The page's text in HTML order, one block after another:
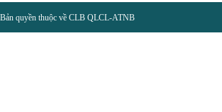
Bản quyền thuộc về CLB QLCL-ATNB